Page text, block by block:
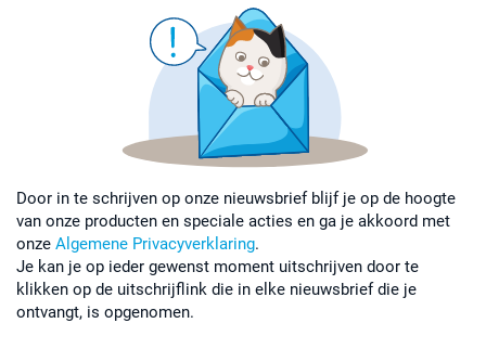
Door in te schrijven op onze nieuwsbrief blijf je op de hoogte
van onze producten en speciale acties en ga je akkoord met
onze Algemene Privacyverklaring.
Je kan je op ieder gewenst moment uitschrijven door te
klikken op de uitschrijflink die in elke nieuwsbrief die je
ontvangt, is opgenomen.